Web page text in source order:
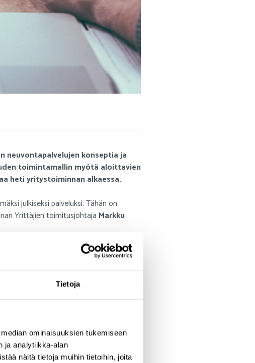
Tietoja
ominaisuuksien tukemiseen
ja analytiikka-alan
näitä tietoja muihin tietoihin, joita
neuvontapalvelujen konseptia ja
toimintamallin myötä aloittavien
heti yritystoiminnan alkaessa.
julkiseksi palveluksi. Tähän on
Yrittäjien toimitusjohtaja Markku
Aloittavan yrittäjän
panostaa aloittavien yrittäjien
pohjaa alueen elinvoimaiselle
houkuttelevuuden lisääntymistä.